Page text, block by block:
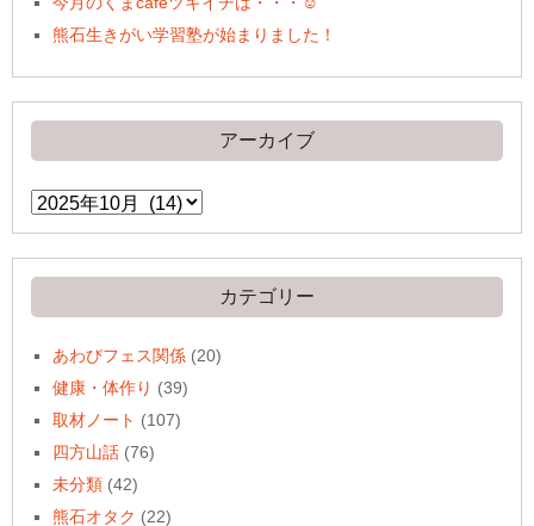
熊石生きがい学習塾が始まりました！
アーカイブ
ア
ー
イ
ブ
カテゴリー
あわびフェス関係 (20)
健康・体作り (39)
取材ノート (107)
四方山話 (76)
未分類 (42)
熊石オタク (22)